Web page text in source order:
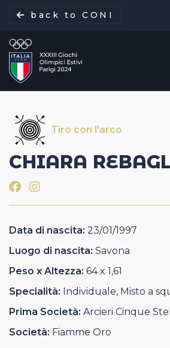
back to CONI
La missione
Italia Team
Discipline
Gare
Casa Italia
News
Tiro con l'arco
CHIARA
Data di nascita: 23/01/1997
Luogo di nascita: Savona
Peso x Altezza: 64 x 1,61
Specialità: Individuale, Misto a
Prima Società: Arcieri Cinque
Società: Fiamme Oro